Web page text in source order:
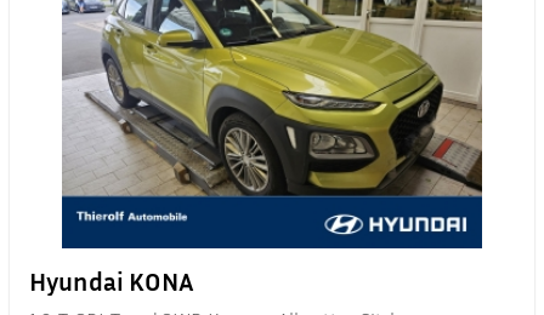
Hyundai KONA